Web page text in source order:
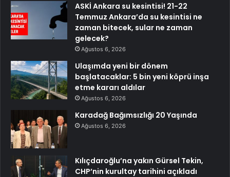
ASKİ Ankara su kesintisi! 21-22
Temmuz Ankara’da su kesintisi ne
zaman bitecek, sular ne zaman
gelecek?
Ağustos 6, 2026
Ulaşımda yeni bir dönem
başlatacaklar: 5 bin yeni köprü inşa
etme kararı aldılar
Ağustos 6, 2026
Karadağ Bağımsızlığı 20 Yaşında
Ağustos 6, 2026
Kılıçdaroğlu’na yakın Gürsel Tekin,
CHP’nin kurultay tarihini açıkladı